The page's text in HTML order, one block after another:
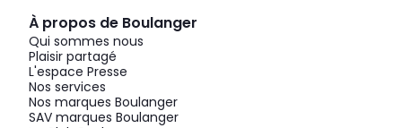
À propos de Boulanger
Qui sommes nous
Plaisir partagé
L'espace Presse
Nos services
Nos marques Boulanger
SAV marques Boulanger